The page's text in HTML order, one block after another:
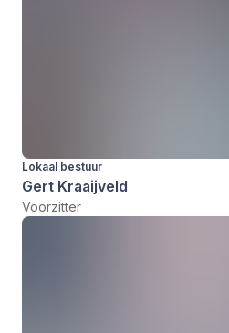
Lokaal bestuur
Gert Kraaijveld
Voorzitter